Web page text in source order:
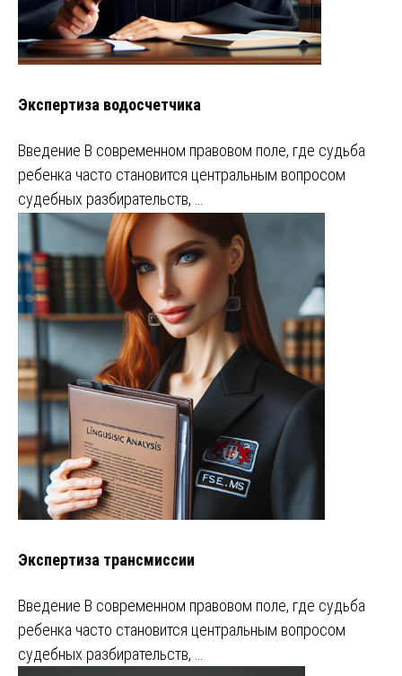
Экспертиза водосчетчика
Введение В современном правовом поле, где судьба
ребенка часто становится центральным вопросом
судебных разбирательств, …
Экспертиза трансмиссии
Введение В современном правовом поле, где судьба
ребенка часто становится центральным вопросом
судебных разбирательств, …